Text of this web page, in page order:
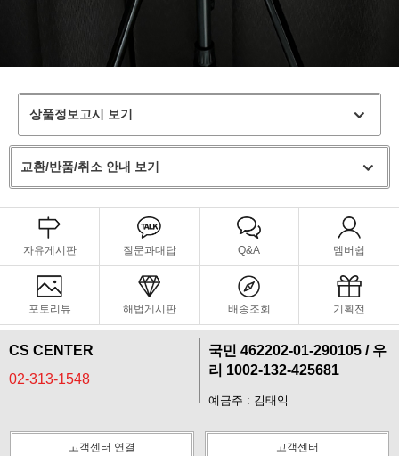
프 하세요!
상품정보고시 보기
교환/반품/취소 안내 보기
자유게시판 질문과대답 Q&A 멤버쉽
포토리뷰 해법게시판 배송조회 기획전
CS CENTER
02-313-1548
국민 462202-01-290105 / 우
리 1002-132-425681
예금주 : 김태익
고객센터 연결 고객센터